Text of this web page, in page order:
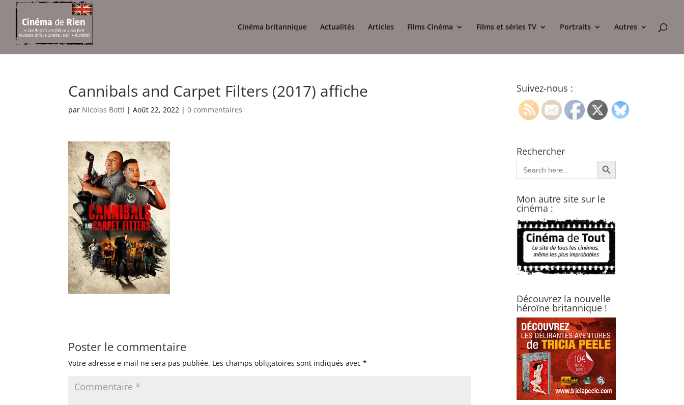
Cinéma britannique Actualités Articles Films Cinéma Films et séries TV Portraits Autres
Cannibals and Carpet Filters (2017) affiche
par Nicolas Botti |Août 22, 2022 |0 commentaires
Poster le commentaire
Votre adresse e-mail ne sera pas publiée. Les champs obligatoires sont indiqués avec*
Suivez-nous :
Rechercher
Search
for:
Search Button
Mon autre site sur le
cinéma :
Découvrez la nouvelle
héroïne britannique !